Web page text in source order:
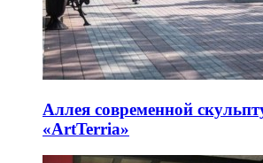
Аллея современной
«ArtTerria»